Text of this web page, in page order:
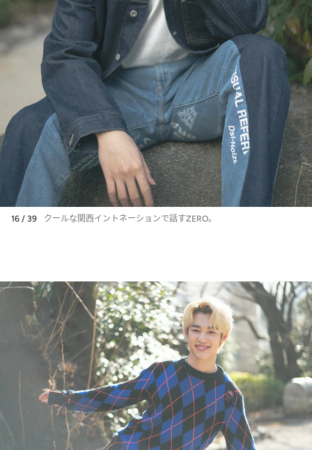
16 / 39 クールな関西イントネーションで話すZERO。